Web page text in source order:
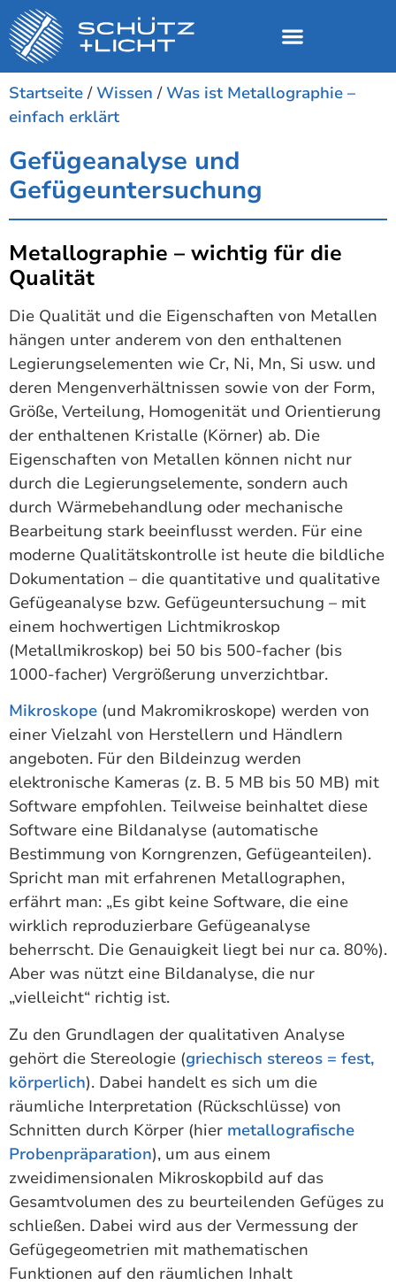
Startseite/Wissen /Was ist Metallographie –
einfach erklärt
Gefügeanalyse und
Gefügeuntersuchung
Metallographie – wichtig für die
Qualität
Die Qualität und die Eigenschaften von Metallen
hängen unter anderem von den enthaltenen
Legierungselementen wie Cr, Ni, Mn, Si usw. und
deren Mengenverhältnissen sowie von der Form,
Größe, Verteilung, Homogenität und Orientierung
der enthaltenen Kristalle (Körner) ab. Die
Eigenschaften von Metallen können nicht nur
durch die Legierungselemente, sondern auch
durch Wärmebehandlung oder mechanische
Bearbeitung stark beeinflusst werden. Für eine
moderne Qualitätskontrolle ist heute die bildliche
Dokumentation – die quantitative und qualitative
Gefügeanalyse bzw. Gefügeuntersuchung – mit
einem hochwertigen Lichtmikroskop
(Metallmikroskop) bei 50 bis 500-facher (bis
1000-facher) Vergrößerung unverzichtbar.
Mikroskope (und Makromikroskope) werden von
einer Vielzahl von Herstellern und Händlern
angeboten. Für den Bildeinzug werden
elektronische Kameras (z. B. 5 MB bis 50 MB) mit
Software empfohlen. Teilweise beinhaltet diese
Software eine Bildanalyse (automatische
Bestimmung von Korngrenzen, Gefügeanteilen).
Spricht man mit erfahrenen Metallographen,
erfährt man: „Es gibt keine Software, die eine
wirklich reproduzierbare Gefügeanalyse
beherrscht. Die Genauigkeit liegt bei nur ca. 80%).
Aber was nützt eine Bildanalyse, die nur
„vielleicht“ richtig ist.
Zu den Grundlagen der qualitativen Analyse
gehört die Stereologie (griechisch stereos = fest,
körperlich). Dabei handelt es sich um die
räumliche Interpretation (Rückschlüsse) von
Schnitten durch Körper (hier metallografische
Probenpräparation), um aus einem
zweidimensionalen Mikroskopbild auf das
Gesamtvolumen des zu beurteilenden Gefüges zu
schließen. Dabei wird aus der Vermessung der
Gefügegeometrien mit mathematischen
Funktionen auf den räumlichen Inhalt